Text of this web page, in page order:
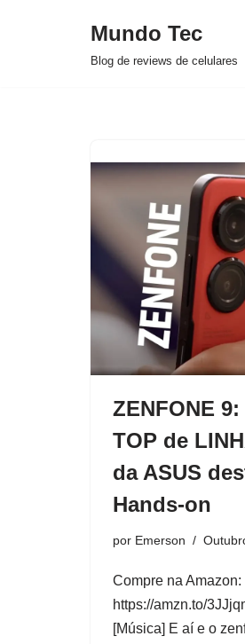
Mundo Tec
Blog de reviews de celulares
ZENFONE
TOP de
da ASUS
Hands-on
por Emerson
Compre na Amazon:
https://amzn.to/
[Música] E aí e o